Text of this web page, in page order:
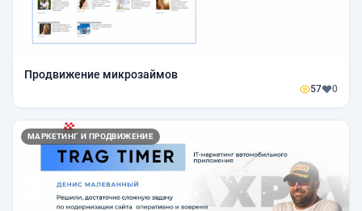
Продвижение микрозаймов
57 0
МАРКЕТИНГ И ПРОДВИЖЕНИЕ